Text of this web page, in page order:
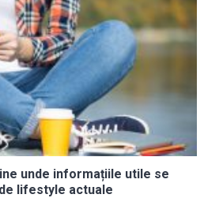
unde informațiile utile se
lifestyle actuale